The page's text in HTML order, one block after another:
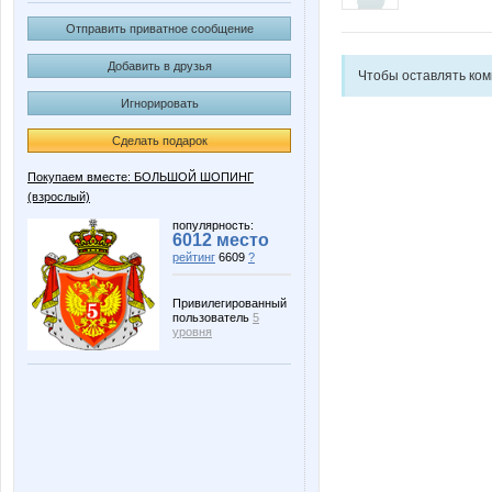
Отправить приватное сообщение
Добавить в друзья
Игнорировать
Сделать подарок
Покупаем вместе: БОЛЬШОЙ ШОПИНГ
(взрослый)
популярность:
6012 место
рейтинг 6609 ?
Привилегированный
пользователь 5
уровня
Чтобы оставлять